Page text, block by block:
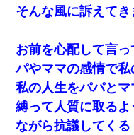
そんな風に訴えてき
お前を心配して言
パやママの感情で私
私の人生をパパと
縛って人質に取る
ながら抗議してくる